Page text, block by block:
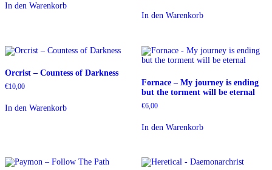
In den Warenkorb
In den Warenkorb
Orcrist ‎– Countess of Darkness
€10,00
In den Warenkorb
Fornace – My journey is ending
but the torment will be eternal
€6,00
In den Warenkorb